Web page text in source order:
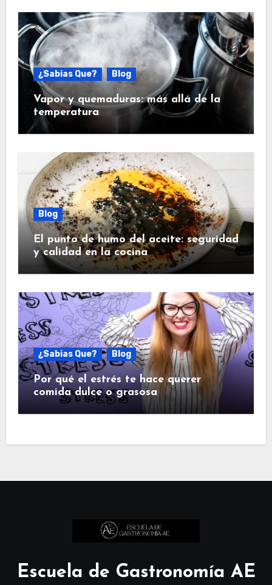
¿Sabias Que? Blog
Vapor y quemaduras: más allá de la
temperatura
Blog
El punto de humo del aceite: seguridad
y calidad en la cocina
¿Sabias Que? Blog
Por qué el estrés te hace querer
comida dulce o grasosa
Escuela de Gastronomía AE